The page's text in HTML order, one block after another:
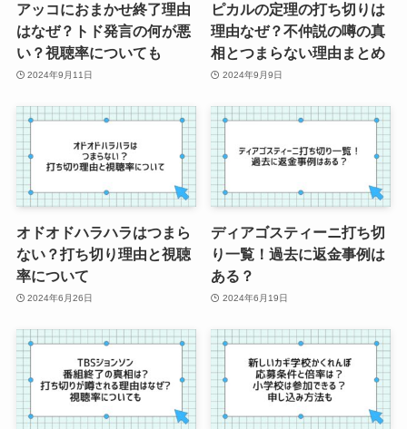
アッコにおまかせ終了理由
はなぜ？トド発言の何が悪
い？視聴率についても
2024年9月11日
ピカルの定理の打ち切りは
理由なぜ？不仲説の噂の真
相とつまらない理由まとめ
2024年9月9日
オドオドハラハラはつまら
ない？打ち切り理由と視聴
率について
2024年6月26日
ディアゴスティーニ打ち切
り一覧！過去に返金事例は
ある？
2024年6月19日